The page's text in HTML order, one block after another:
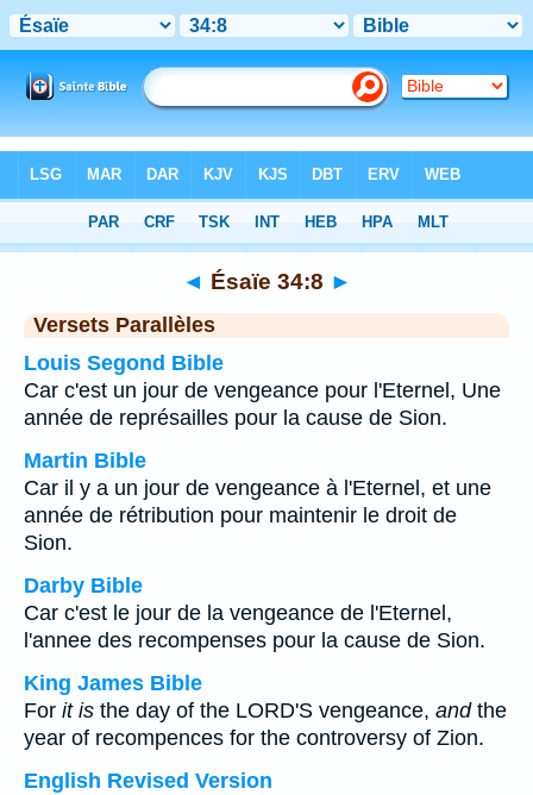
Chapitre 34> Verset 8
◄ Ésaïe 34:8 ►
Versets Parallèles
Louis Segond Bible
Car c'est un jour de vengeance pour l'Eternel, Une
année de représailles pour la cause de Sion.
Martin Bible
Car il y a un jour de vengeance à l'Eternel, et une
année de rétribution pour maintenir le droit de
Sion.
Darby Bible
Car c'est le jour de la vengeance de l'Eternel,
l'annee des recompenses pour la cause de Sion.
King James Bible
For it is the day of the LORD'S vengeance, andthe
year of recompences for the controversy of Zion.
English Revised Version